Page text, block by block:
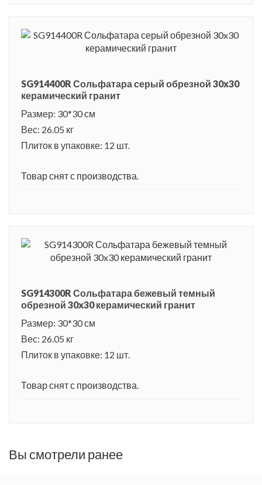
SG914400R Сольфатара серый обрезной 30x30
керамический гранит
Размер: 30*30 см
Вес: 26.05 кг
Плиток в упаковке: 12 шт.
Товар снят с производства.
SG914300R Сольфатара бежевый темный
обрезной 30x30 керамический гранит
Размер: 30*30 см
Вес: 26.05 кг
Плиток в упаковке: 12 шт.
Товар снят с производства.
Вы смотрели ранее